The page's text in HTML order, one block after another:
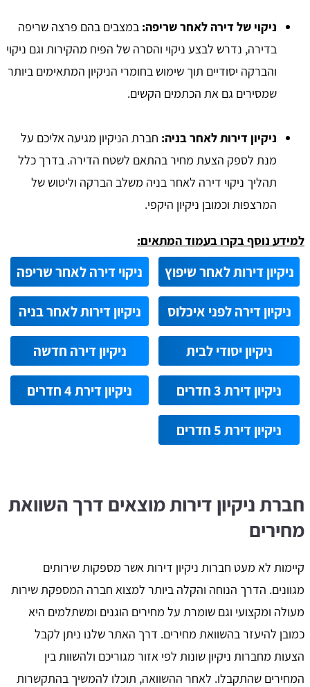
ניקוי של דירה לאחר שריפה: במצבים בהם פרצה שריפה
בדירה, נדרש לבצע ניקוי והסרה של הפיח מהקירות וגם ניקוי
והברקה יסודיים תוך שימוש בחומרי הניקיון המתאימים ביותר
שמסירים גם את הכתמים הקשים.
ניקיון דירות לאחר בניה: חברת הניקיון מגיעה אליכם על
מנת לספק הצעת מחיר בהתאם לשטח הדירה. בדרך כלל
תהליך ניקוי דירה לאחר בניה משלב הברקה וליטוש של
המרצפות וכמובן ניקיון היקפי.
למידע נוסף בקרו בעמוד המתאים:
ניקיון דירות לאחר שיפוץ ניקוי דירה לאחר שריפה
ניקיון דירה לפני איכלוס ניקיון דירות לאחר בניה
ניקיון יסודי לבית ניקיון דירה חדשה
ניקיון דירת 3 חדרים ניקיון דירת 4 חדרים
ניקיון דירת 5 חדרים
חברת ניקיון דירות מוצאים דרך השוואת
מחירים
קיימות לא מעט חברות ניקיון דירות אשר מספקות שירותים
מגוונים. הדרך הנוחה והקלה ביותר למצוא חברה המספקת שירות
מעולה ומקצועי וגם שומרת על מחירים הוגנים ומשתלמים היא
כמובן להיעזר בהשוואת מחירים. דרך האתר שלנו ניתן לקבל
הצעות מחברות ניקיון שונות לפי אזור מגוריכם ולהשוות בין
המחירים שהתקבלו. לאחר ההשוואה, תוכלו להמשיך בהתקשרות